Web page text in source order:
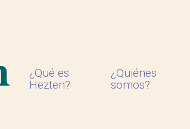
¿Qué es
Hezten?
¿Quiénes
somos?